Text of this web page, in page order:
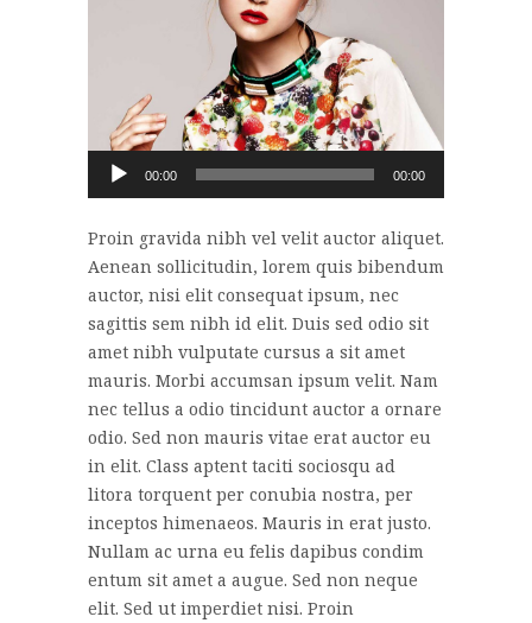
Audio
00:00 00:00
Proin gravida nibh vel velit auctor aliquet.
Aenean sollicitudin, lorem quis bibendum
auctor, nisi elit consequat ipsum, nec
sagittis sem nibh id elit. Duis sed odio sit
amet nibh vulputate cursus a sit amet
mauris. Morbi accumsan ipsum velit. Nam
nec tellus a odio tincidunt auctor a ornare
odio. Sed non mauris vitae erat auctor eu
in elit. Class aptent taciti sociosqu ad
litora torquent per conubia nostra, per
inceptos himenaeos. Mauris in erat justo.
Nullam ac urna eu felis dapibus condim
entum sit amet a augue. Sed non neque
elit. Sed ut imperdiet nisi. Proin